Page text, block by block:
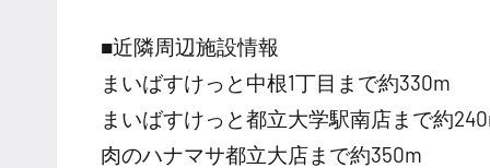
■近隣周辺施設情報
まいばすけっと中根1丁目まで約330m
まいばすけっと都立大学駅南店まで約
肉のハナマサ都立大店まで約350m